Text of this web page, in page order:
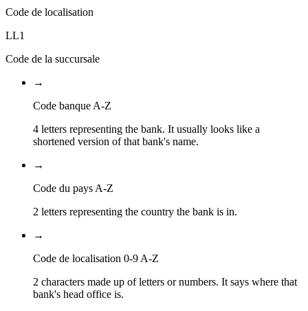
Code de localisation
LL1
Code de la succursale
→
Code banque A-Z
4 letters representing the bank. It usually looks like a
shortened version of that bank's name.
→
Code du pays A-Z
2 letters representing the country the bank is in.
→
Code de localisation 0-9 A-Z
2 characters made up of letters or numbers. It says where that
bank's head office is.